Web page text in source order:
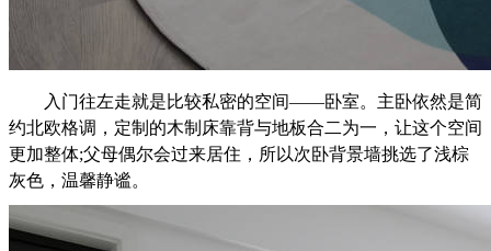
入门往左走就是比较私密的空间——卧室。主卧依然是简
约北欧格调，定制的木制床靠背与地板合二为一，让这个空间
更加整体;父母偶尔会过来居住，所以次卧背景墙挑选了浅棕
灰色，温馨静谧。